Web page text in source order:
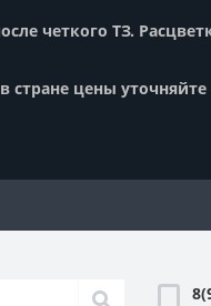
четкого ТЗ.
цены уточняйте